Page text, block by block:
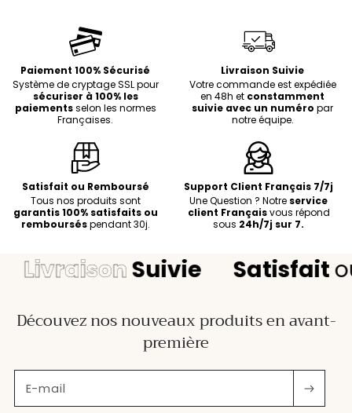
Paiement 100% Sécurisé
Système de cryptage SSL pour
sécuriser à 100% les
paiementsselon les normes
Françaises.
Livraison Suivie
Votre commande est expédiée
en 48h et constamment
suivie avec un numéro par
notre équipe.
Satisfait ou Remboursé
Tous nos produits sont
garantis 100% satisfaits ou
rembourséspendant 30j.
Support Client Français 7/7j
Une Question ? Notre service
client Françaisvous répond
sous 24h/7j sur 7.
Suivie Satisfaitou
Découvez nos nouveaux produits en avant-
première
E-mail